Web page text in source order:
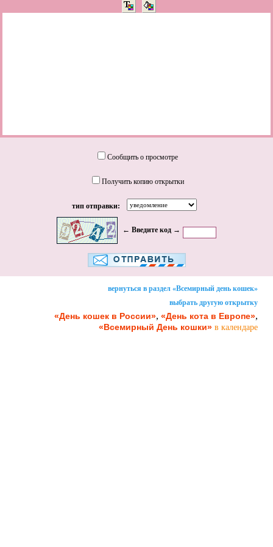
Сообщить о просмотре
Получить копию открытки
тип отправки:
← Введите код →
вернуться в раздел «Всемирный день кошек»
выбрать другую открытку
«День кошек в России», «День кота в Европе»,
«Всемирный День кошки» в календаре